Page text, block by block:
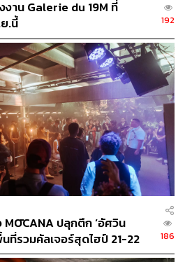
าน Galerie du 19M ที่
.นี้
192
ปลุกตึก ‘อัศวิน
ที่รวมคัลเจอร์สุดไฮป์ 21-22
186